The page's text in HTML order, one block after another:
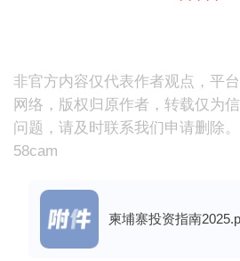
非官方内容仅代表作者观点，平
网络，版权归原作者，转载仅为
问题，请及时联系我们申请删除
58cam
柬埔寨投资指南